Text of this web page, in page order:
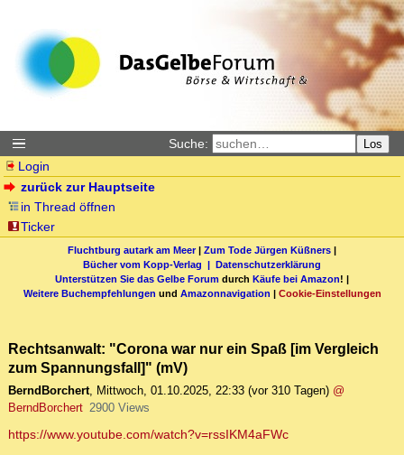
Suche: Los
Login
zurück zur Hauptseite
in Thread öffnen
Ticker
Fluchtburg autark am Meer| Zum Tode Jürgen Küßners |
Bücher vom Kopp-Verlag | Datenschutzerklärung
Unterstützen Sie das Gelbe Forum durch Käufe bei Amazon! |
Weitere Buchempfehlungen und Amazonnavigation | Cookie-Einstellungen
Rechtsanwalt: "Corona war nur ein Spaß [im Vergleich
zum Spannungsfall]" (mV)
BerndBorchert, Mittwoch, 01.10.2025, 22:33 (vor 310 Tagen) @
BerndBorchert 2900 Views
https://www.youtube.com/watch?v=rssIKM4aFWc